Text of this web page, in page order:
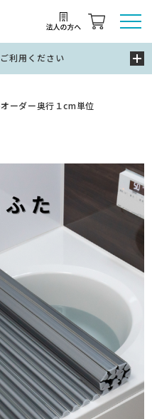
利用ください
ーダー奥行１cm単位